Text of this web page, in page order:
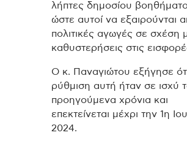
λήπτες δημοσίου
ώστε αυτοί να εξαιρούνται
πολιτικές αγωγές σε σχέση
καθυστερήσεις στις
Ο κ. Παναγιώτου εξήγησε
ρύθμιση αυτή ήταν σε ισχύ
προηγούμενα χρόνια και
επεκτείνεται μέχρι την 1η
2024.